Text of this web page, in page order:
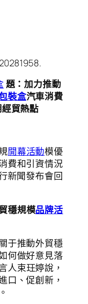
題：加力推動
裝盒汽車消費
貿熱點
開幕活動模優
費和引資情況
新聞發布會回
穩規模品牌活
于推動外貿穩
何做好意見落
人束玨婷說，
口、促創新，